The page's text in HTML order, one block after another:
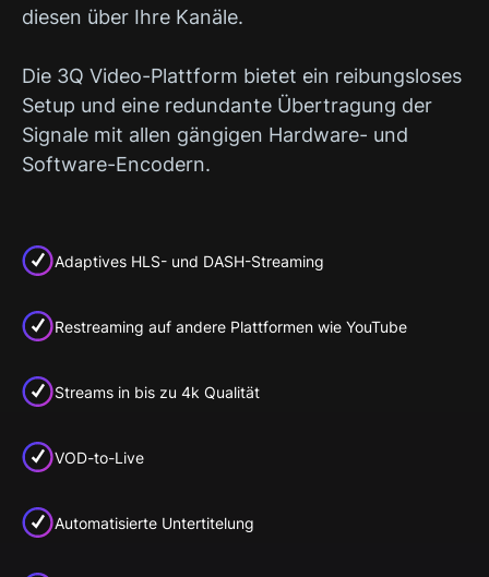
diesen über Ihre Kanäle.
Die 3Q Video-Plattform bietet ein reibungsloses
Setup und eine redundante Übertragung der
Signale mit allen gängigen Hardware- und
Software-Encodern.
Adaptives HLS- und DASH-Streaming
Restreaming auf andere Plattformen wie YouTube
Streams in bis zu 4k Qualität
VOD-to-Live
Automatisierte Untertitelung